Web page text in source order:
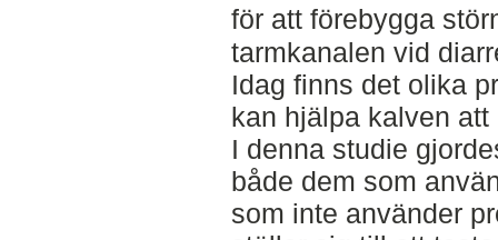
för att förebygga
tarmkanalen vid
Idag finns det olika
kan hjälpa kalven att
I denna studie
både dem som
som inte använder